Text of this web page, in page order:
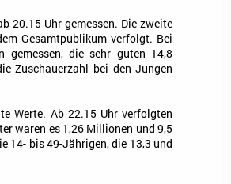
20.15 Uhr gemessen. Die zweite
Gesamtpublikum verfolgt. Bei
gemessen, die sehr guten 14,8
Zuschauerzahl bei den Jungen
Werte. Ab 22.15 Uhr verfolgten
waren es 1,26 Millionen und 9,5
14- bis 49-Jährigen, die 13,3 und